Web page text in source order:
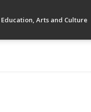
Education, Arts and Culture